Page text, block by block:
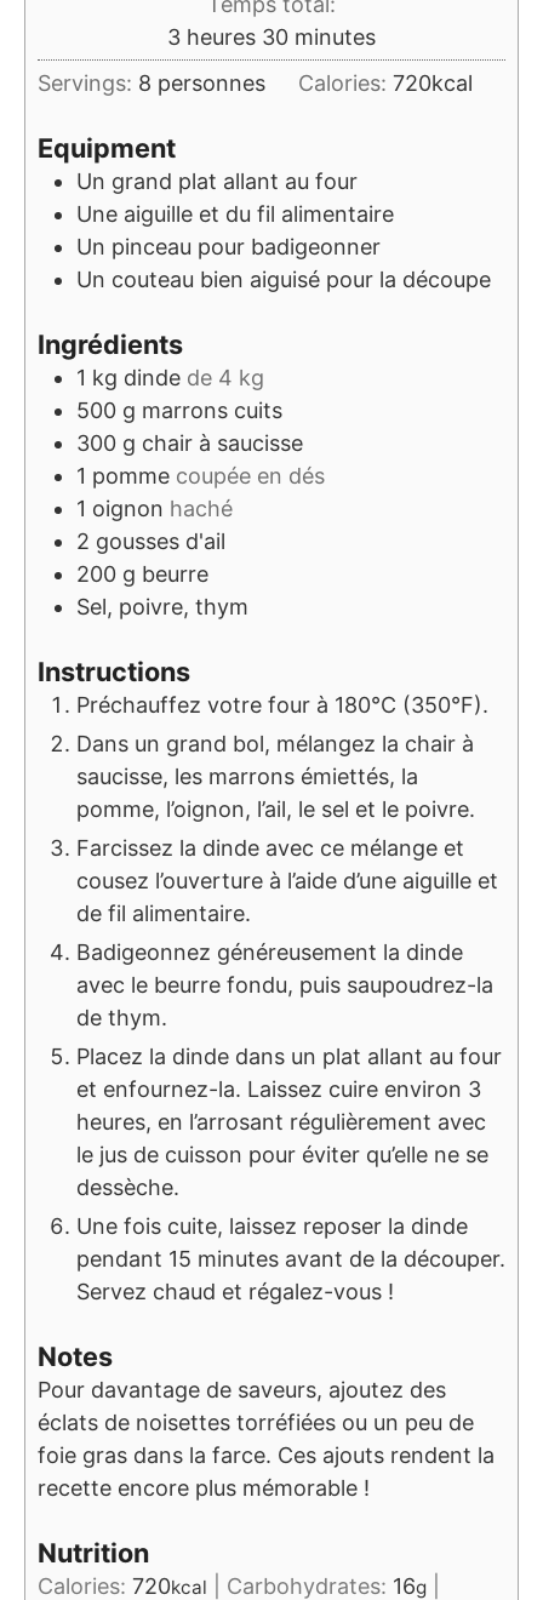
3heures
heures 30minutes
minutes
Servings: 8 personnes Calories: 720kcal
Equipment
Un grand plat allant au four
Une aiguille et du fil alimentaire
Un pinceau pour badigeonner
Un couteau bien aiguisé pour la découpe
Ingrédients
1 kg dinde de 4 kg
500 g marrons cuits
300 g chair à saucisse
1 pomme coupée en dés
1 oignon haché
2 gousses d'ail
200 g beurre
Sel, poivre, thym
Instructions
Préchauffez votre four à 180°C (350°F).
Dans un grand bol, mélangez la chair à
saucisse, les marrons émiettés, la
pomme, l’oignon, l’ail, le sel et le poivre.
Farcissez la dinde avec ce mélange et
cousez l’ouverture à l’aide d’une aiguille et
de fil alimentaire.
Badigeonnez généreusement la dinde
avec le beurre fondu, puis saupoudrez-la
de thym.
Placez la dinde dans un plat allant au four
et enfournez-la. Laissez cuire environ 3
heures, en l’arrosant régulièrement avec
le jus de cuisson pour éviter qu’elle ne se
dessèche.
Une fois cuite, laissez reposer la dinde
pendant 15 minutes avant de la découper.
Servez chaud et régalez-vous !
Notes
Pour davantage de saveurs, ajoutez des
éclats de noisettes torréfiées ou un peu de
foie gras dans la farce. Ces ajouts rendent la
recette encore plus mémorable !
Nutrition
Calories: 720kcal Carbohydrates: 16g